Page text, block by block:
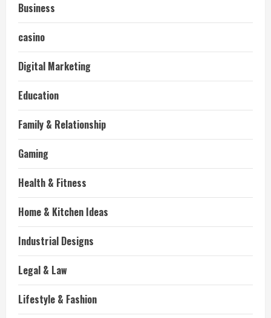
Business
casino
Digital Marketing
Education
Family & Relationship
Gaming
Health & Fitness
Home & Kitchen Ideas
Industrial Designs
Legal & Law
Lifestyle & Fashion